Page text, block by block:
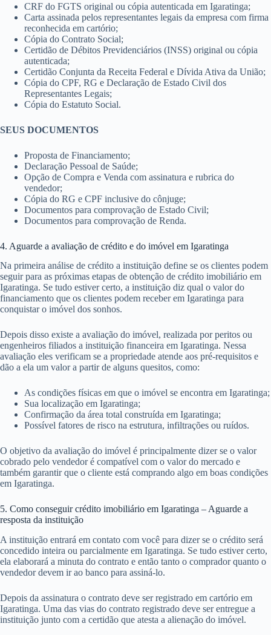
CRF do FGTS original ou cópia autenticada em Igaratinga;
Carta assinada pelos representantes legais da empresa com firma
reconhecida em cartório;
Cópia do Contrato Social;
Certidão de Débitos Previdenciários (INSS) original ou cópia
autenticada;
Certidão Conjunta da Receita Federal e Dívida Ativa da União;
Cópia do CPF, RG e Declaração de Estado Civil dos
Representantes Legais;
Cópia do Estatuto Social.
SEUS DOCUMENTOS
Proposta de Financiamento;
Declaração Pessoal de Saúde;
Opção de Compra e Venda com assinatura e rubrica do
vendedor;
Cópia do RG e CPF inclusive do cônjuge;
Documentos para comprovação de Estado Civil;
Documentos para comprovação de Renda.
4. Aguarde a avaliação de crédito e do imóvel em Igaratinga
Na primeira análise de crédito a instituição define se os clientes podem
seguir para as próximas etapas de obtenção de crédito imobiliário em
Igaratinga. Se tudo estiver certo, a instituição diz qual o valor do
financiamento que os clientes podem receber em Igaratinga para
conquistar o imóvel dos sonhos.
Depois disso existe a avaliação do imóvel, realizada por peritos ou
engenheiros filiados a instituição financeira em Igaratinga. Nessa
avaliação eles verificam se a propriedade atende aos pré-requisitos e
dão a ela um valor a partir de alguns quesitos, como:
As condições físicas em que o imóvel se encontra em Igaratinga;
Sua localização em Igaratinga;
Confirmação da área total construída em Igaratinga;
Possível fatores de risco na estrutura, infiltrações ou ruídos.
O objetivo da avaliação do imóvel é principalmente dizer se o valor
cobrado pelo vendedor é compatível com o valor do mercado e
também garantir que o cliente está comprando algo em boas condições
em Igaratinga.
5. Como conseguir crédito imobiliário em Igaratinga – Aguarde a
resposta da instituição
A instituição entrará em contato com você para dizer se o crédito será
concedido inteira ou parcialmente em Igaratinga. Se tudo estiver certo,
ela elaborará a minuta do contrato e então tanto o comprador quanto o
vendedor devem ir ao banco para assiná-lo.
Depois da assinatura o contrato deve ser registrado em cartório em
Igaratinga. Uma das vias do contrato registrado deve ser entregue a
instituição junto com a certidão que atesta a alienação do imóvel.